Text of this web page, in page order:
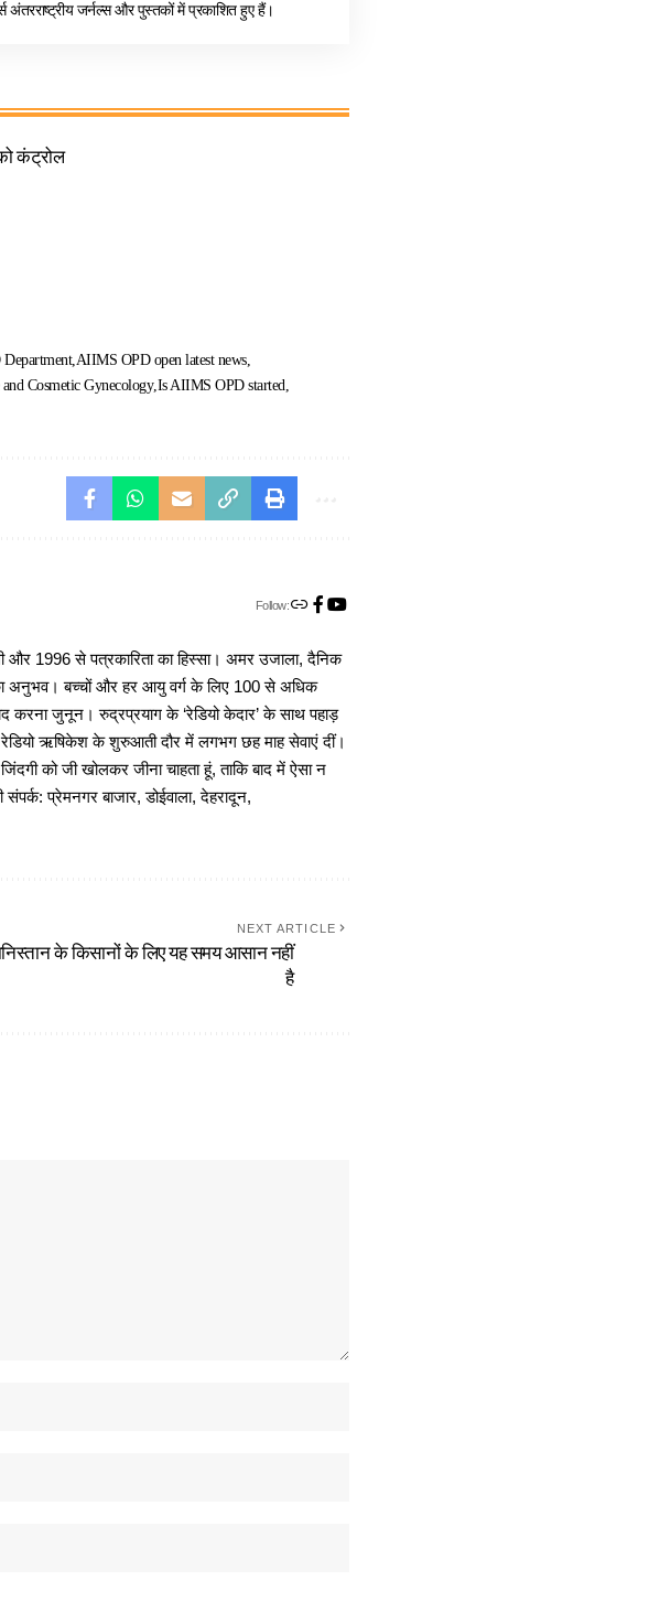
जर्नल्स और पुस्तकों में प्रकाशित हुए हैं।
कंट्रोल
AIIMS OPD open latest news
Cosmetic Gynecology Is AIIMS OPD started
Follow:
1996 से पत्रकारिता का हिस्सा। अमर उजाला, दैनिक
का अनुभव। बच्चों और हर आयु वर्ग के लिए 100 से अधिक
करना जुनून। रुद्रप्रयाग के ‘रेडियो केदार’ के साथ पहाड़
ऋषिकेश के शुरुआती दौर में लगभग छह माह सेवाएं दीं।
को जी खोलकर जीना चाहता हूं, ताकि बाद में ऐसा न
प्रेमनगर बाजार, डोईवाला, देहरादून,
NEXT ARTICLE
के किसानों के लिए यह समय आसान नहीं
है